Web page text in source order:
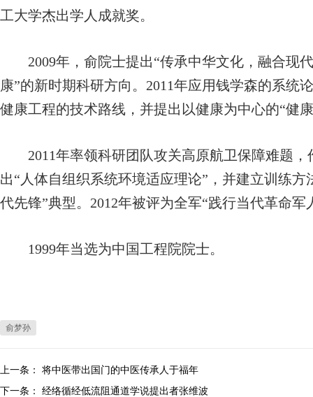
工大学杰出学人成就奖。
2009年，俞院士提出“传承中华文化，融合现
康”的新时期科研方向。2011年应用钱学森的系统
健康工程的技术路线，并提出以健康为中心的“健
2011年率领科研团队攻关高原航卫保障难题，
出“人体自组织系统环境适应理论”，并建立训练
代先锋”典型。2012年被评为全军“践行当代革命
1999年当选为中国工程院院士。
俞梦孙
上一条： 将中医带出国门的中医传承人于福年
下一条： 经络循经低流阻通道学说提出者张维波